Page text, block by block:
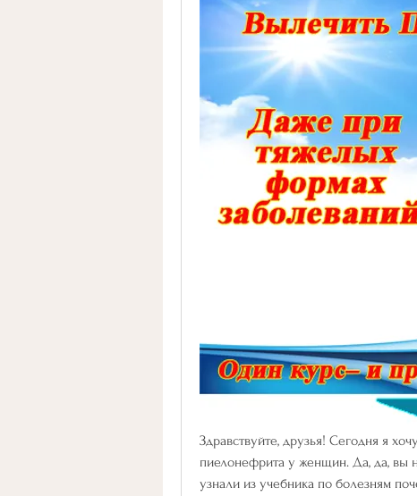
Здравствуйте, друзья! Сегодня я
пиелонефрита у женщин. Да, да, вы
узнали из учебника по болезням